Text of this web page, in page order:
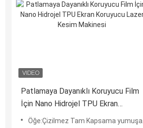
Patlamaya Dayanıklı Koruyucu Film
İçin Nano Hidrojel TPU Ekran
Koruyucu Lazer Kesim Makinesi
Öğe:Çizilmez Tam Kapsama yumuşak nano hidrojel TPU Ekran Koruyucu Lazer Kesim Makinesi patlamaya dayanık